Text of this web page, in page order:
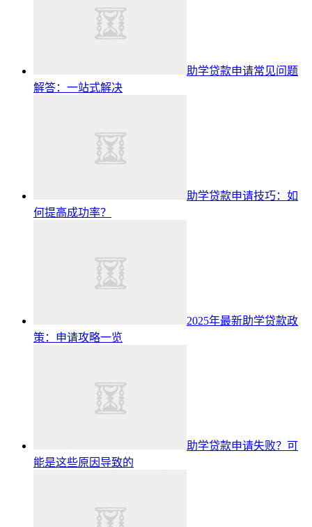
助学贷款申请常见问题
解答：一站式解决
助学贷款申请技巧：如
何提高成功率？
2025年最新助学贷款政
策：申请攻略一览
助学贷款申请失败？可
能是这些原因导致的